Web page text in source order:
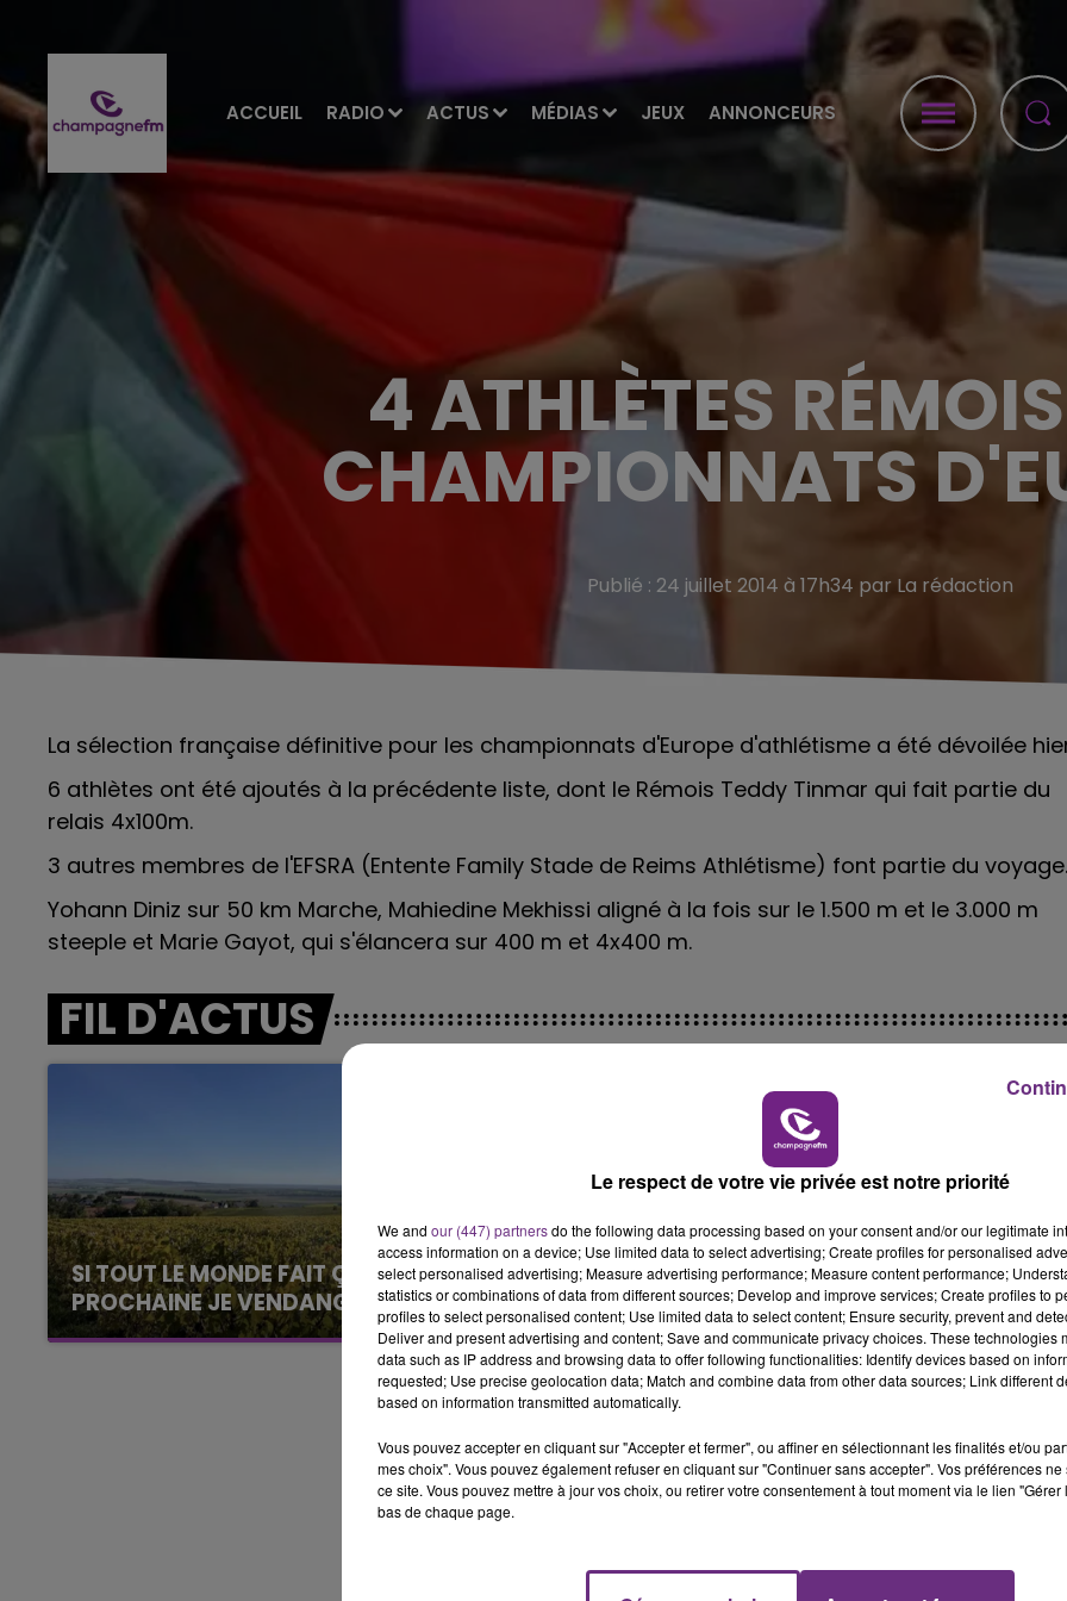
ACCUEIL RADIO ACTUS MÉDIAS JEUX ANNONCEURS
5h00 - 6h00
LA FAMILLE
4 ATHLÈTES
CHAMPIONNATS
Publié : 24 juillet 2014 à 17h34 par La rédaction
La sélection française définitive pour les championnats d'Europe d'athlétisme a été dévoilée
6 athlètes ont été ajoutés à la précédente liste, dont le Rémois Teddy Tinmar qui fait partie du
relais 4x100m.
3 autres membres de l'EFSRA (Entente Family Stade de Reims Athlétisme) font partie du voyage.
Yohann Diniz sur 50 km Marche, Mahiedine Mekhissi aligné à la fois sur le 1.500 m et le 3.000 m
steeple et Marie Gayot, qui s'élancera sur 400 m et 4x400 m.
FIL D'ACTUS
SI TOUT LE MONDE FAIT ÇA, MOI L'ANNÉE
PROCHAINE JE VENDANGE EN...
La vendange en Champagne a débuté ce jeudi
6 août dans la commune de Montgueux (Aube).
L'INSPECTION DU TRAVAIL RAPPELLE À
L'ORDRE SUR LES CONDITIONS DE...
Alors que les dates de début des vendange
2026 s'est avéré être plus précoce que prévu,
l'inspection du Travail en profite pour rappeler
les conditions de...
Le respect de votre vie privée est notre priorité
We and our (447) partnersdo the following data processing based on your consent and/or our legitimate
access information on a device; Use limited data to select advertising; Create profiles for personalised
select personalised advertising; Measure advertising performance; Measure content performance;
statistics or combinations of data from different sources; Develop and improve services; Create profiles to
profiles to select personalised content; Use limited data to select content; Ensure security, prevent and
Deliver and present advertising and content; Save and communicate privacy choices. These technologies
data such as IP address and browsing data to offer following functionalities: Identify devices based on
requested; Use precise geolocation data; Match and combine data from other data sources; Link different
based on information transmitted automatically.
Vous pouvez accepter en cliquant sur "Accepter et fermer", ou affiner en sélectionnant les finalités et/ou
mes choix". Vous pouvez également refuser en cliquant sur "Continuer sans accepter". Vos préférences
ce site. Vous pouvez mettre à jour vos choix, ou retirer votre consentement à tout moment via le lien
bas de chaque page.